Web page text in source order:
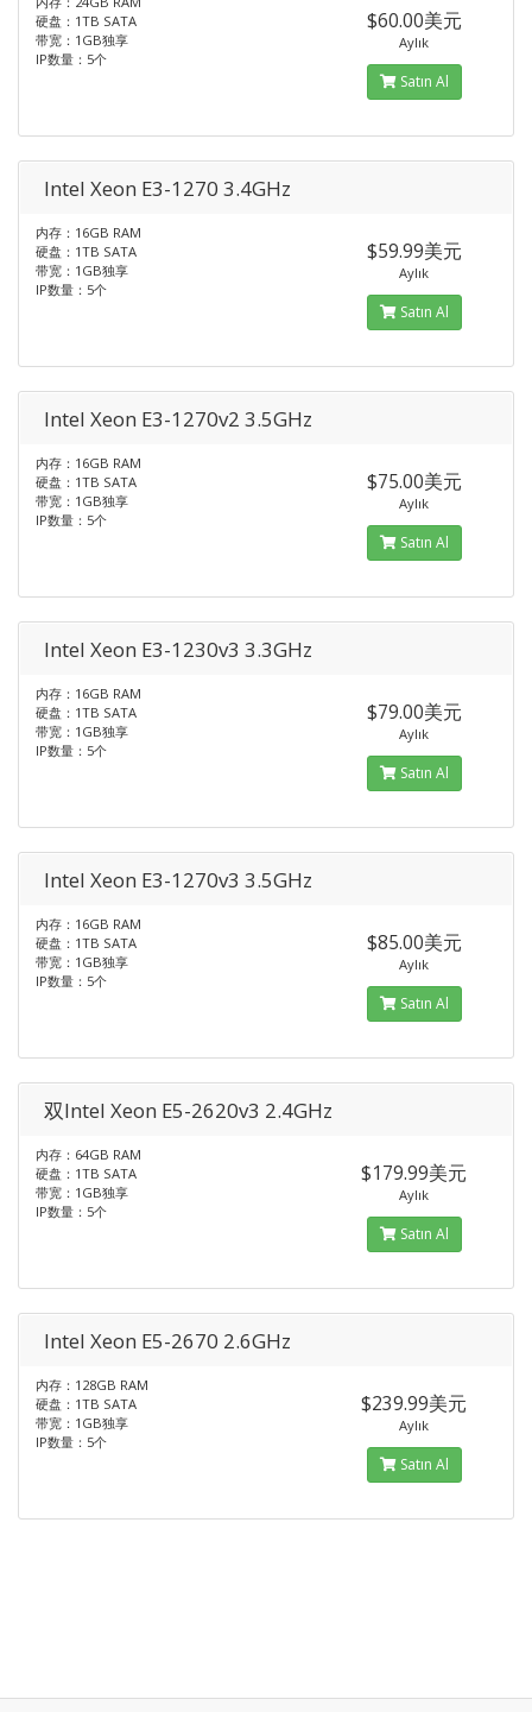
硬盘：1TB SATA
带宽：1GB独享
IP数量：5个
$60.00美元
Aylık
Satın Al
Intel Xeon E3-1270 3.4GHz
内存：16GB RAM
硬盘：1TB SATA
带宽：1GB独享
IP数量：5个
$59.99美元
Aylık
Satın Al
Intel Xeon E3-1270v2 3.5GHz
内存：16GB RAM
硬盘：1TB SATA
带宽：1GB独享
IP数量：5个
$75.00美元
Aylık
Satın Al
Intel Xeon E3-1230v3 3.3GHz
内存：16GB RAM
硬盘：1TB SATA
带宽：1GB独享
IP数量：5个
$79.00美元
Aylık
Satın Al
Intel Xeon E3-1270v3 3.5GHz
内存：16GB RAM
硬盘：1TB SATA
带宽：1GB独享
IP数量：5个
$85.00美元
Aylık
Satın Al
双Intel Xeon E5-2620v3 2.4GHz
内存：64GB RAM
硬盘：1TB SATA
带宽：1GB独享
IP数量：5个
$179.99美元
Aylık
Satın Al
Intel Xeon E5-2670 2.6GHz
内存：128GB RAM
硬盘：1TB SATA
带宽：1GB独享
IP数量：5个
$239.99美元
Aylık
Satın Al